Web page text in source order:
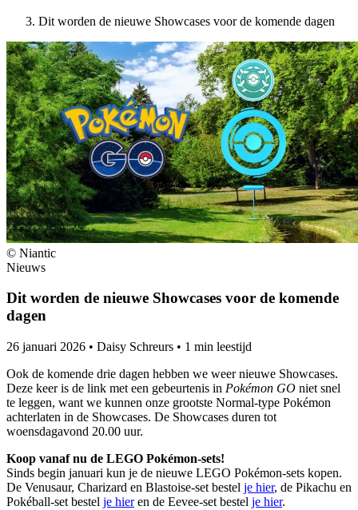
Dit worden de nieuwe Showcases voor de komende dagen
© Niantic
Nieuws
Dit worden de nieuwe Showcases voor de komende
dagen
26 januari 2026 • Daisy Schreurs • 1 min leestijd
Ook de komende drie dagen hebben we weer nieuwe Showcases.
Deze keer is de link met een gebeurtenis in Pokémon GO niet snel
te leggen, want we kunnen onze grootste Normal-type Pokémon
achterlaten in de Showcases. De Showcases duren tot
woensdagavond 20.00 uur.
Koop vanaf nu de LEGO Pokémon-sets!
Sinds begin januari kun je de nieuwe LEGO Pokémon-sets kopen.
De Venusaur, Charizard en Blastoise-set bestel je hier, de Pikachu en
Pokéball-set bestel je hieren de Eevee-set bestel je hier.